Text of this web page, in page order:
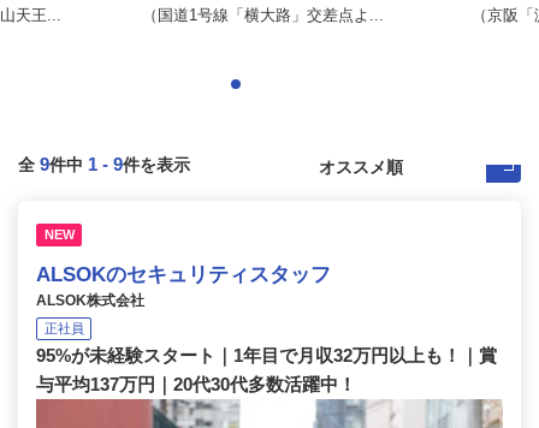
天王...
（国道1号線「横大路」交差点よ...
（京阪
全 9件中 1 - 9件を表示
NEW
ALSOKのセキュリティスタッフ
ALSOK株式会社
正社員
95%が未経験スタート｜1年目で月収32万円以上も！｜賞
与平均137万円｜20代30代多数活躍中！